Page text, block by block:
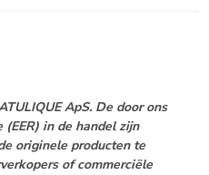
ApS. De door ons
in de handel zijn
originele producten te
of commerciële